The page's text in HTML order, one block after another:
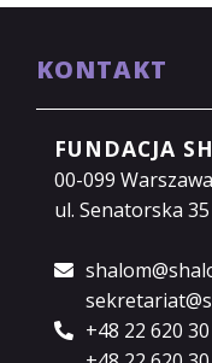
KONTAKT
FUNDACJA
00-099 Warszawa
ul. Senatorska 35
+48 22 620